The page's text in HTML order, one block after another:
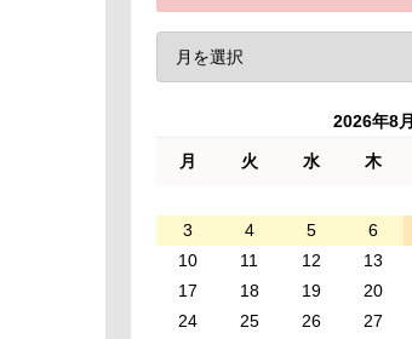
2026年8月
月 火 水 木
3
4 5 6
10
11 12 13
17
18 19 20
24
25 26 27